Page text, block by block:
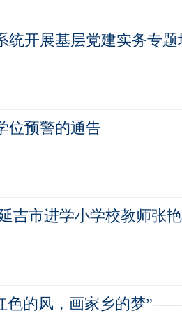
开展基层党建实务专题
位预警的通告
市进学小学校教师张
色的风，画家乡的梦